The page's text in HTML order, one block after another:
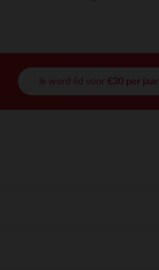
aan te passen en te beheren,
Ik word lid voor €30 per